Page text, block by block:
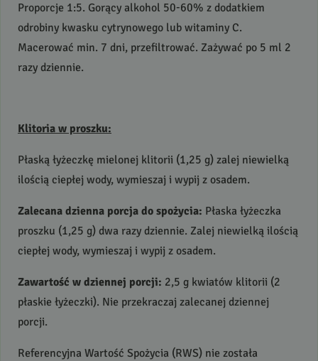
Proporcje 1:5. Gorący alkohol 50-60% z dodatkiem
odrobiny kwasku cytrynowego lub witaminy C.
Macerować min. 7 dni, przefiltrować. Zażywać po 5 ml 2
razy dziennie.
Klitoria w proszku:
Płaską łyżeczkę mielonej klitorii (1,25 g) zalej niewielką
ilością ciepłej wody, wymieszaj i wypij z osadem.
Zalecana dzienna porcja do spożycia: Płaska łyżeczka
proszku (1,25 g) dwa razy dziennie. Zalej niewielką ilością
ciepłej wody, wymieszaj i wypij z osadem.
Zawartość w dziennej porcji: 2,5 g kwiatów klitorii (2
płaskie łyżeczki). Nie przekraczaj zalecanej dziennej
porcji.
Referencyjna Wartość Spożycia (RWS) nie została